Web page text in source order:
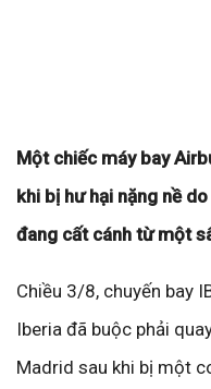
Một chiếc máy bay
khi bị hư hại nặng nề
đang cất cánh từ một
Chiều 3/8, chuyến bay
Iberia đã buộc phải
Madrid sau khi bị một